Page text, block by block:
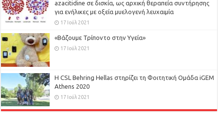
azacitidine σε δισκία, ως αρχική θεραπεία συντήρησης
για ενήλικες με οξεία μυελογενή λευχαιμία
17 Ιούλ 2021
«Βάζουμε Τρίποντο στην Υγεία»
17 Ιούλ 2021
H CSL Behring Hellas στηρίζει τη Φοιτητική Ομάδα iGEM
Athens 2020
17 Ιούλ 2021